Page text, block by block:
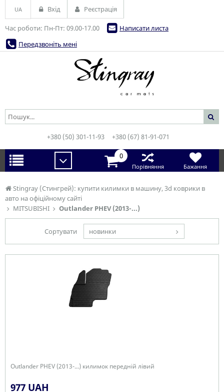
Stingray (Стингрей): купити килимки в машину, 3d коврики в
авто на офіційному сайті
MITSUBISHI
Outlander PHEV (2013-...)
Сортувати новинки
Outlander PHEV (2013-...) килимок передній лівий
977 UAH
Час роботи: Пн-Пт: 09.00-17.00
Написати листа
Передзвоніть мені
UA Вхід Реєстрація
+380 (50) 301-11-93 +380 (67) 81-91-071
0
Порівняння Бажання